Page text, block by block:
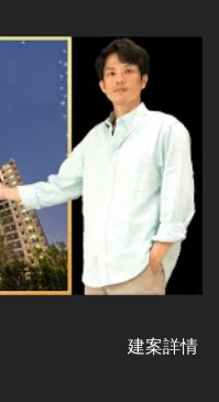
建案詳情